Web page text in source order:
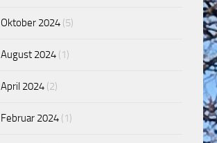
Oktober 2024 (5)
August 2024 (1)
April 2024 (2)
Februar 2024 (1)